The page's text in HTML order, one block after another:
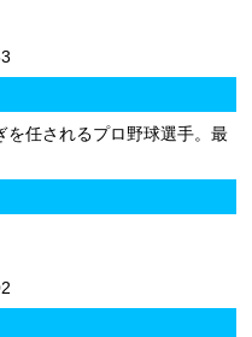
を任されるプロ野球選手。最